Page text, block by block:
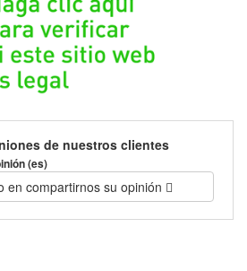
de nuestros clientes
(es)
en compartirnos su opinión